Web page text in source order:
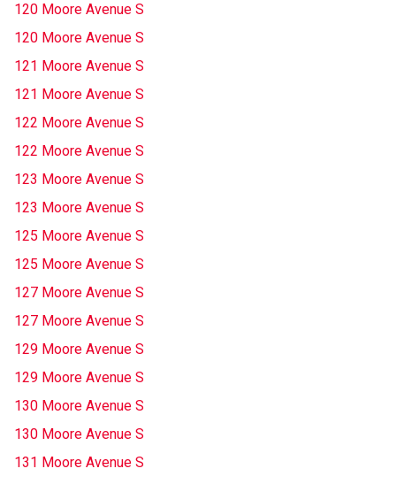
120 Moore Avenue S
120 Moore Avenue S
121 Moore Avenue S
121 Moore Avenue S
122 Moore Avenue S
122 Moore Avenue S
123 Moore Avenue S
123 Moore Avenue S
125 Moore Avenue S
125 Moore Avenue S
127 Moore Avenue S
127 Moore Avenue S
129 Moore Avenue S
129 Moore Avenue S
130 Moore Avenue S
130 Moore Avenue S
131 Moore Avenue S